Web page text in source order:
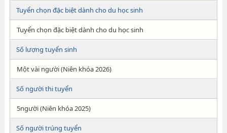
Tuyển chọn đặc biệt dành cho du học sinh
Tuyển chọn đặc biệt dành cho du học sinh
Số lượng tuyển sinh
Một vài người (Niên khóa 2026)
Số người thi tuyển
5người (Niên khóa 2025)
Số người trúng tuyển